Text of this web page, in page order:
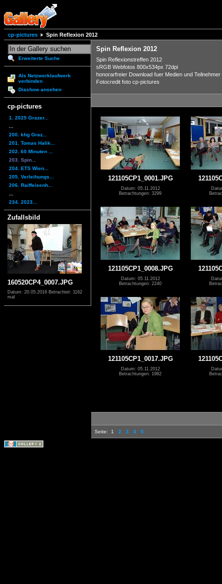
cp-pictures Spin Reflexion 2012
Erweiterte Suche
Als Netzwerklaufwerk
verbinden
Diashow ansehen
cp-pictures
1. 2025 Grazer...
200. khg Graz...
201. Tomas Halik...
202. 60 Minuten ...
203. Spin...
204. ETS Wien...
205. Verleihungs...
206. Raiffeisenh...
234. 2023...
Zufallsbild
160520CP4_0007.JPG
Datum: 20.05.2016 Betrachtet: 1162
mal
Spin Reflexion 2012
Spin Reflexionstreffen 2012
sRGB Webfotos 800x534px 72dpi
honorarfreier Download fuer Medien und Teilnehmer
Fotocredit foto cp-pictures
121105CP1_0001.JPG
Datum: 05.11.2012
Betrachtungen: 3299
121105CP1_0008.JPG
Datum: 05.11.2012
Betrachtungen: 2240
121105CP1_0017.JPG
Datum: 05.11.2012
Betrachtungen: 1982
Seite: 1 2 3 4 5